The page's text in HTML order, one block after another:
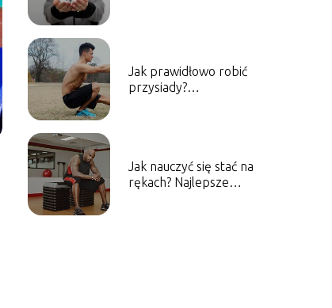
Jak prawidłowo robić
przysiady?
Jak nauczyć się stać na
rękach? Najlepsze